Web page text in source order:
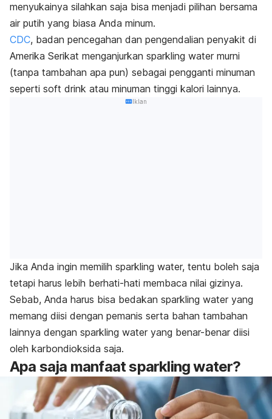
menyukainya silahkan saja bisa menjadi pilihan bersama
air putih yang biasa Anda minum.
CDC, badan pencegahan dan pengendalian penyakit di
Amerika Serikat menganjurkan sparkling water murni
(tanpa tambahan apa pun) sebagai pengganti minuman
seperti soft drink atau minuman tinggi kalori lainnya.
Iklan
Jika Anda ingin memilih sparkling water, tentu boleh saja
tetapi harus lebih berhati-hati membaca nilai gizinya.
Sebab, Anda harus bisa bedakan sparkling water yang
memang diisi dengan pemanis serta bahan tambahan
lainnya dengan sparkling water yang benar-benar diisi
oleh karbondioksida saja.
Apa saja manfaat sparkling water?